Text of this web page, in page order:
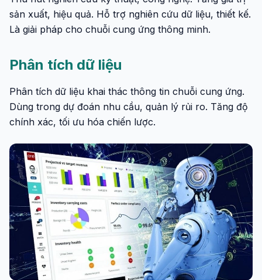
sản xuất, hiệu quả. Hỗ trợ nghiên cứu dữ liệu, thiết kế.
Là giải pháp cho chuỗi cung ứng thông minh.
Phân tích dữ liệu
Phân tích dữ liệu khai thác thông tin chuỗi cung ứng.
Dùng trong dự đoán nhu cầu, quản lý rủi ro. Tăng độ
chính xác, tối ưu hóa chiến lược.